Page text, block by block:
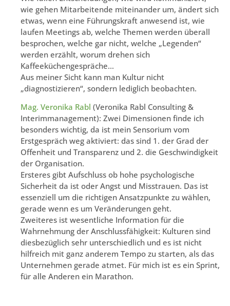
wie gehen Mitarbeitende miteinander um, ändert sich
etwas, wenn eine Führungskraft anwesend ist, wie
laufen Meetings ab, welche Themen werden überall
besprochen, welche gar nicht, welche „Legenden“
werden erzählt, worum drehen sich
Kaffeeküchengespräche…
Aus meiner Sicht kann man Kultur nicht
„diagnostizieren“, sondern lediglich beobachten.
Mag. Veronika Rabl (Veronika Rabl Consulting &
Interimmanagement): Zwei Dimensionen finde ich
besonders wichtig, da ist mein Sensorium vom
Erstgespräch weg aktiviert: das sind 1. der Grad der
Offenheit und Transparenz und 2. die Geschwindigkeit
der Organisation.
Ersteres gibt Aufschluss ob hohe psychologische
Sicherheit da ist oder Angst und Misstrauen. Das ist
essenziell um die richtigen Ansatzpunkte zu wählen,
gerade wenn es um Veränderungen geht.
Zweiteres ist wesentliche Information für die
Wahrnehmung der Anschlussfähigkeit: Kulturen sind
diesbezüglich sehr unterschiedlich und es ist nicht
hilfreich mit ganz anderem Tempo zu starten, als das
Unternehmen gerade atmet. Für mich ist es ein Sprint,
für alle Anderen ein Marathon.